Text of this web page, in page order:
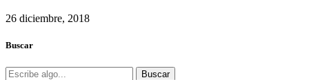
26 diciembre, 2018
Buscar
Buscar